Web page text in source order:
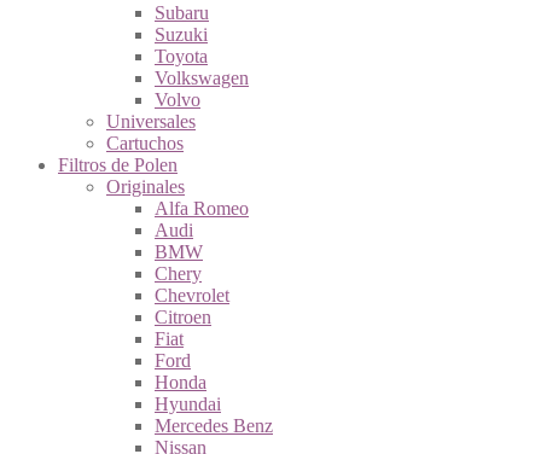
Subaru
Suzuki
Toyota
Volkswagen
Volvo
Universales
Cartuchos
Filtros de Polen
Originales
Alfa Romeo
Audi
BMW
Chery
Chevrolet
Citroen
Fiat
Ford
Honda
Hyundai
Mercedes Benz
Nissan